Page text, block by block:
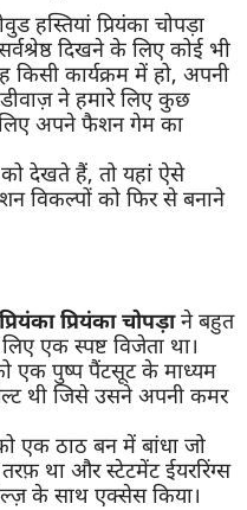
हस्तियां प्रियंका चोपड़ा
दिखने के लिए कोई भी
किसी कार्यक्रम में हो, अपनी
ने हमारे लिए कुछ
लिए अपने फैशन गेम का
देखते हैं, तो यहां ऐसे
विकल्पों को फिर से बनाने
प्रियंका प्रियंका चोपड़ाने बहुत
एक स्पष्ट विजेता था।
एक पुष्प पैंटसूट के माध्यम
थी जिसे उसने अपनी कमर
एक ठाठ बन में बांधा जो
था और स्टेटमेंट ईयररिंग्स
के साथ एक्सेस किया।